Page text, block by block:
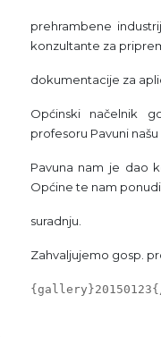
prehrambene
konzultante za
dokumentacije za
Općinski načelnik
profesoru Pavuni
Pavuna nam je dao
Općine te nam
suradnju.
Zahvaljujemo gosp.